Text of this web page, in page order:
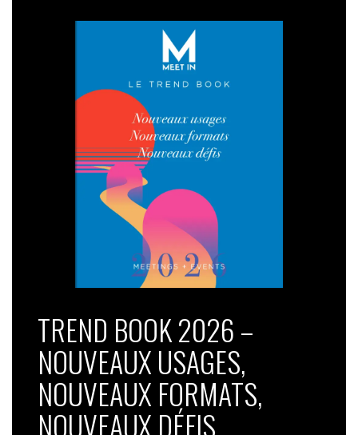
TREND BOOK 2026 –
NOUVEAUX USAGES,
NOUVEAUX FORMATS,
NOUVEAUX DÉFIS